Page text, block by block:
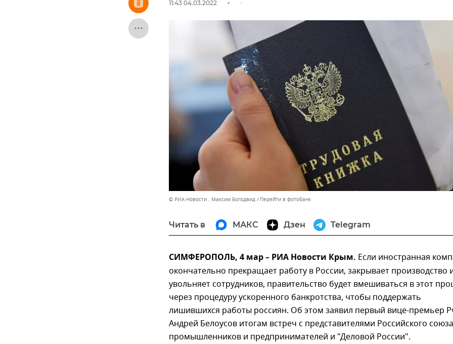
11:43 04.03.2022
© РИА Новости . Максим Богодвид Перейти в фотобанк
Читать в МАКС Дзен Telegram
СИМФЕРОПОЛЬ, 4 мар – РИА Новости Крым. Если иностранная
окончательно прекращает работу в России, закрывает производство
увольняет сотрудников, правительство будет вмешиваться в этот
через процедуру ускоренного банкротства, чтобы поддержать
лишившихся работы россиян. Об этом заявил первый вице-премьер
Андрей Белоусов итогам встреч с представителями Российского союза
промышленников и предпринимателей и "Деловой России".